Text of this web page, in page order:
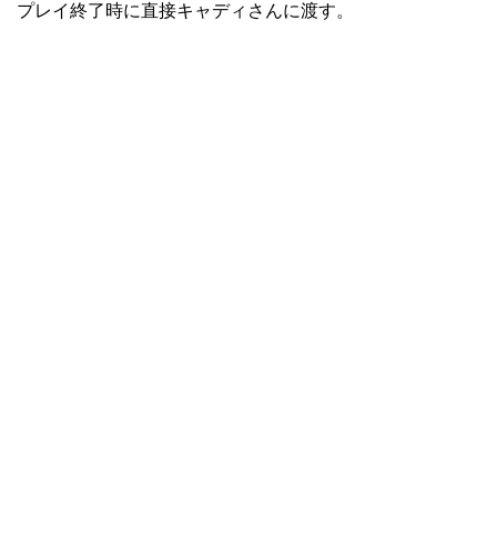
プレイ終了時に直接キャディさんに渡す。